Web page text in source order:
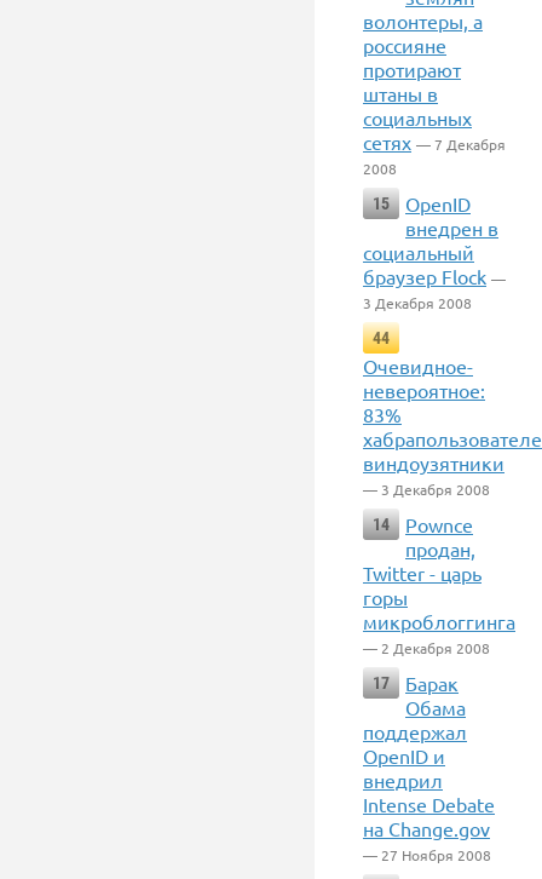
волонтеры, а
россияне
протирают
штаны в
социальных
сетях — 7 Декабря
2008
15
OpenID
внедрен в
социальный
браузер Flock —
3 Декабря 2008
44
Очевидное-
невероятное:
83%
виндоузятники
— 3 Декабря 2008
14
Pownce
продан,
Twitter - царь
горы
микроблоггинга
— 2 Декабря 2008
17
Барак
Обама
поддержал
OpenID и
внедрил
Intense Debate
на Change.gov
— 27 Ноября 2008